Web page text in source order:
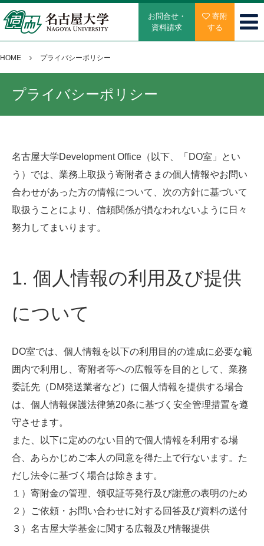
お問合せ・
資料請求
寄附
する
HOME プライバシーポリシー
プライバシーポリシー
名古屋大学Development Office（以下、「DO室」とい
う）では、業務上取扱う寄附者さまの個人情報やお問い
合わせがあった方の情報について、次の方針に基づいて
取扱うことにより、信頼関係が損なわれないように日々
努力してまいります。
1. 個人情報の利用及び提供
について
DO室では、個人情報を以下の利用目的の達成に必要な範
囲内で利用し、寄附者等への広報等を目的として、業務
委託先（DM発送業者など）に個人情報を提供する場合
は、個人情報保護法律第20条に基づく安全管理措置を遵
守させます。
また、以下に定めのない目的で個人情報を利用する場
合、あらかじめご本人の同意を得た上で行ないます。た
だし法令に基づく場合は除きます。
１）寄附金の管理、領収証等発行及び謝意の表明のため
２）ご依頼・お問い合わせに対する回答及び資料の送付
３）名古屋大学基金に関する広報及び情報提供